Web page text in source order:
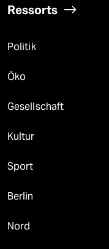
Ressorts
Politik
Öko
Gesellschaft
Kultur
Sport
Berlin
Nord